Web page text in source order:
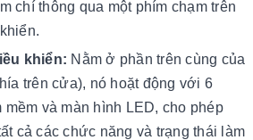
chí thông qua một phím chạm trên
khiển: Nằm ở phần trên cùng của
trên cửa), nó hoặt động với 6
mềm và màn hình LED, cho phép
cả các chức năng và trạng thái làm